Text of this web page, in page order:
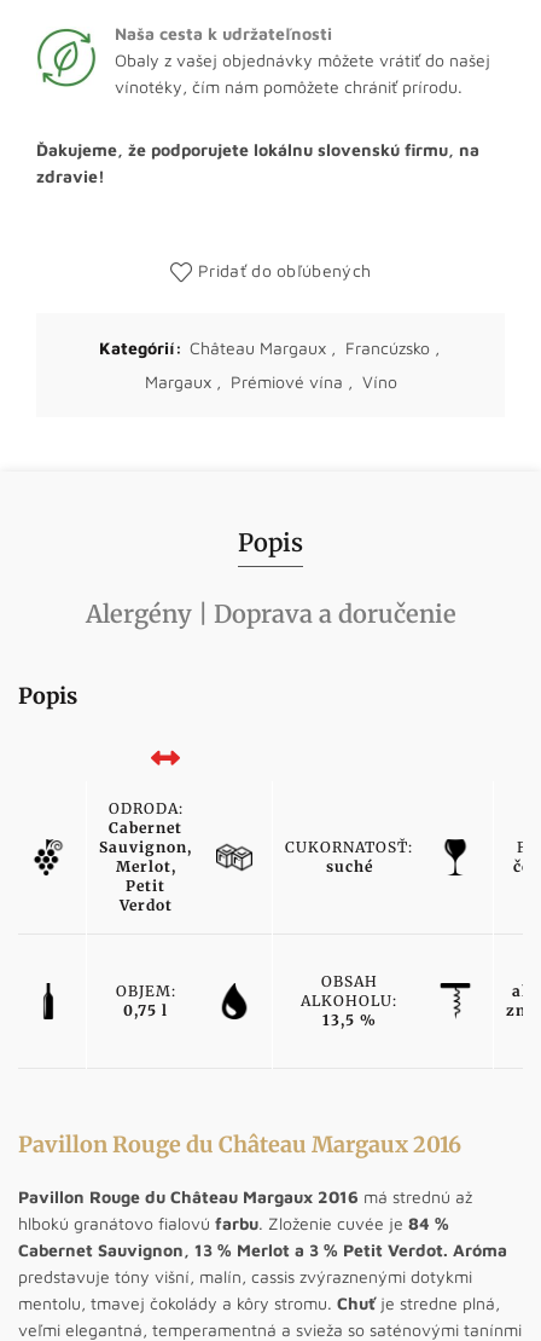
Naša cesta k udržateľnosti
Obaly z vašej objednávky môžete vrátiť do našej
vínotéky, čím nám pomôžete chrániť prírodu.
Ďakujeme, že podporujete lokálnu slovenskú firmu, na
zdravie!
Pridať do obľúbených
Kategórií: Château Margaux , Francúzsko ,
Margaux , Prémiové vína , Víno
Popis
Alergény | Doprava a doručenie
Popis
ODRODA:
Cabernet
Sauvignon,
Merlot,
Petit
Verdot
CUKORNATOSŤ:
suché
OBJEM:
0,75 l
OBSAH
ALKOHOLU:
13,5 %
Pavillon Rouge du Château Margaux 2016
Pavillon Rouge du Château Margaux 2016 má strednú až
hlbokú granátovo fialovú farbu. Zloženie cuvée je 84 %
Cabernet Sauvignon, 13 % Merlot a 3 % Petit Verdot. Aróma
predstavuje tóny višní, malín, cassis zvýraznenými dotykmi
mentolu, tmavej čokolády a kôry stromu. Chuťje stredne plná,
veľmi elegantná, temperamentná a svieža so saténovými tanínmi